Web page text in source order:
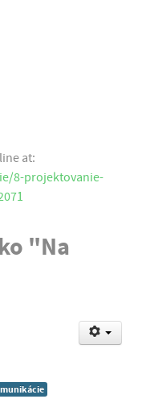
at:
8-projektovanie-
"Na